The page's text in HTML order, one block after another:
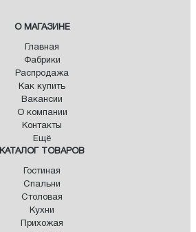
О МАГАЗИНЕ
Главная
Фабрики
Распродажа
Как купить
Вакансии
О компании
Контакты
Ещё
КАТАЛОГ ТОВАРОВ
Гостиная
Спальни
Столовая
Кухни
Прихожая